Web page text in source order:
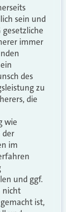
sein und
gesetzliche
immer
des
zu
die
wie
der
im
und ggf.
nicht
ist,